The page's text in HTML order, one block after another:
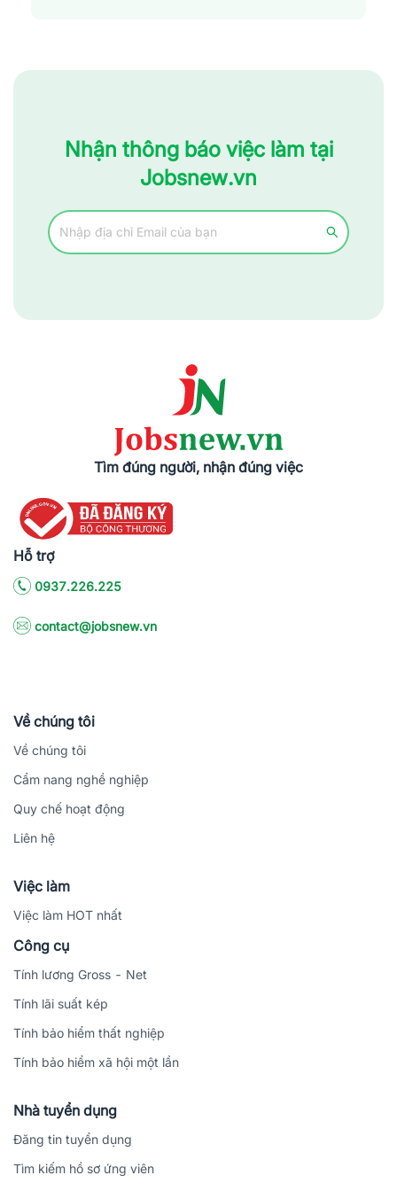
Nhận thông báo việc làm tại
Jobsnew.vn
Tìm đúng người, nhận đúng việc
Hỗ trợ
0937.226.225
contact@jobsnew.vn
Về chúng tôi
Về chúng tôi
Cẩm nang nghề nghiệp
Quy chế hoạt động
Liên hệ
Việc làm
Việc làm HOT nhất
Công cụ
Tính lương Gross - Net
Tính lãi suất kép
Tính bảo hiểm thất nghiệp
Tính bảo hiểm xã hội một lần
Nhà tuyển dụng
Đăng tin tuyển dụng
Tìm kiếm hồ sơ ứng viên